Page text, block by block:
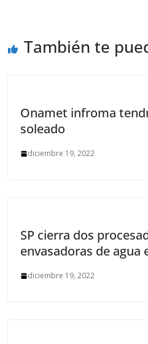
También te
Onamet infroma
soleado
diciembre 19, 2022
SP cierra dos
envasadoras de agua
diciembre 19, 2022